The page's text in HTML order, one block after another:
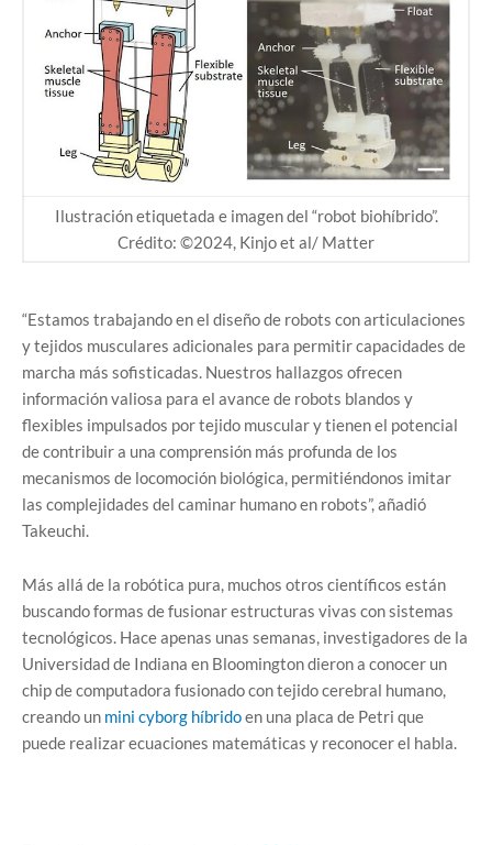
Ilustración etiquetada e imagen del “robot biohíbrido”.
Crédito: ©2024, Kinjo et al/ Matter
“Estamos trabajando en el diseño de robots con articulaciones
y tejidos musculares adicionales para permitir capacidades de
marcha más sofisticadas. Nuestros hallazgos ofrecen
información valiosa para el avance de robots blandos y
flexibles impulsados por tejido muscular y tienen el potencial
de contribuir a una comprensión más profunda de los
mecanismos de locomoción biológica, permitiéndonos imitar
las complejidades del caminar humano en robots”, añadió
Takeuchi.
Más allá de la robótica pura, muchos otros científicos están
buscando formas de fusionar estructuras vivas con sistemas
tecnológicos. Hace apenas unas semanas, investigadores de la
Universidad de Indiana en Bloomington dieron a conocer un
chip de computadora fusionado con tejido cerebral humano,
creando un mini cyborg híbridoen una placa de Petri que
puede realizar ecuaciones matemáticas y reconocer el habla.